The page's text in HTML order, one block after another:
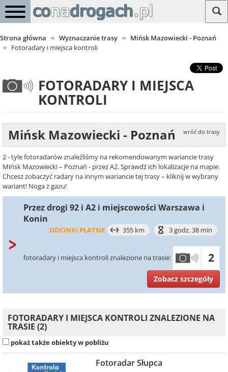
Strona główna Wyznaczanie trasy
Mińsk Mazowiecki - Poznań
Fotoradary i miejsca kontroli
FOTORADARY I MIEJSCA
KONTROLI
Mińsk Mazowiecki - Poznań wróć do trasy
2 - tyle fotoradarów znaleźliśmy na rekomendowanym wariancie trasy
Mińsk Mazowiecki – Poznań - przez A2. Sprawdź ich lokalizacje na mapie.
Chcesz zobaczyć radary na innym wariancie tej trasy – kliknij w wybrany
wariant! Noga z gazu!
Przez drogi 92 i A2 i miejscowości Warszawa i
Konin
ODCINKI PŁATNE 355 km 3 godz. 38 min
fotoradary i miejsca kontroli znalezione na trasie: 2
Zobacz szczegóły
FOTORADARY I MIEJSCA KONTROLI ZNALEZIONE NA
TRASIE (2)
pokaż także obiekty w pobliżu
Fotoradar Słupca